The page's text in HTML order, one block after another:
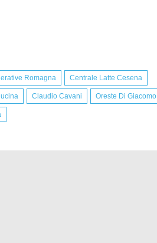
Romagna Centrale Latte Cesena
Claudio Cavani Oreste Di Giacomo